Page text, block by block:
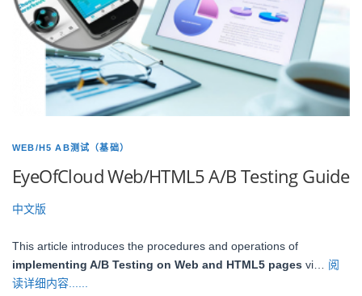
WEB/H5 AB测试（基础）
EyeOfCloud Web/HTML5 A/B Testing Guide
中文版
This article introduces the procedures and operations of
implementing A/B Testing on Web and HTML5 pages vi… 阅
读详细内容......